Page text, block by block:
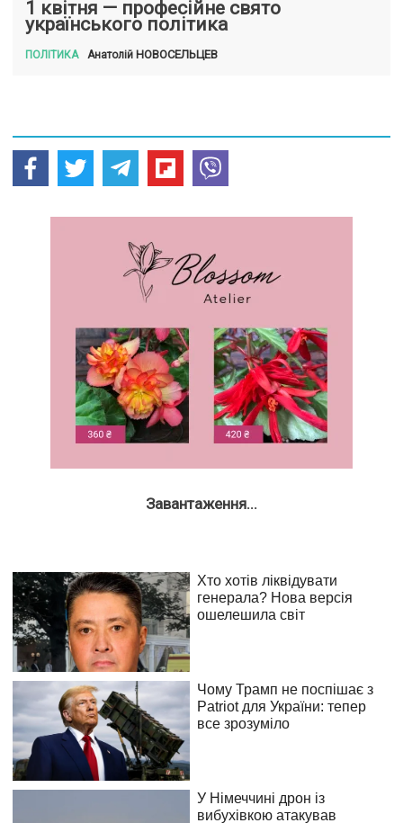
1 квітня — професійне свято
українського політика
ПОЛІТИКА Анатолій НОВОСЕЛЬЦЕВ
Завантаження...